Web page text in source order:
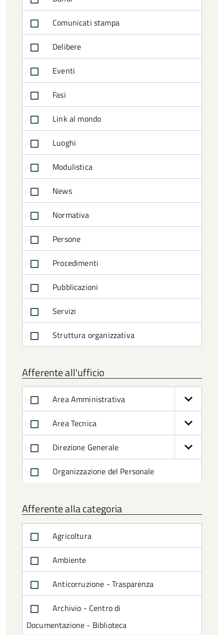
Comunicati stampa
Delibere
Eventi
Fasi
Link al mondo
Luoghi
Modulistica
News
Normativa
Persone
Procedimenti
Pubblicazioni
Servizi
Struttura organizzativa
Afferente all'ufficio
Area Amministrativa
Area Tecnica
Direzione Generale
Organizzazione del Personale
Afferente alla categoria
Agricoltura
Ambiente
Anticorruzione - Trasparenza
Archivio - Centro di
Documentazione - Biblioteca